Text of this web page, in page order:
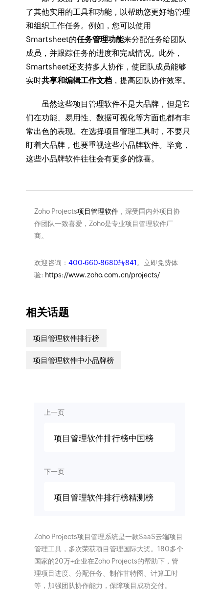
了其他实用的工具和功能，以帮助您更好地管理
和组织工作任务。例如，您可以使用
Smartsheet的任务管理功能来分配任务给团队
成员，并跟踪任务的进度和完成情况。此外，
Smartsheet还支持多人协作，使团队成员能够
实时共享和编辑工作文档，提高团队协作效率。
虽然这些项目管理软件不是大品牌，但是它
们在功能、易用性、数据可视化等方面也都有非
常出色的表现。在选择项目管理工具时，不要只
盯着大品牌，也要重视这些小品牌软件。毕竟，
这些小品牌软件往往会有更多的惊喜。
Zoho Projects项目管理软件，深受国内外项目协
作团队一致喜爱，Zoho是专业项目管理软件厂
商。
欢迎咨询： 400-660-8680转841 。立即免费体
验: https://www.zoho.com.cn/projects/
相关话题
项目管理软件排行榜
项目管理软件中小品牌榜
上一页
项目管理软件排行榜中国榜
下一页
项目管理软件排行榜精测榜
Zoho Projects项目管理系统是一款SaaS云端项目
管理工具，多次荣获项目管理国际大奖。180多个
国家的20万+企业在Zoho Projects的帮助下，管
理项目进度、分配任务、制作甘特图、计算工时
等，加强团队协作能力，保障项目成功交付。